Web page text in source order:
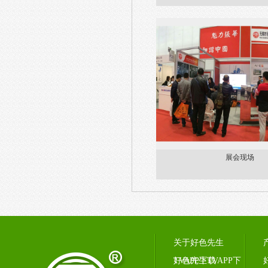
展会现场
关于好色先生
TVAPP下载
好色先生TVAPP下